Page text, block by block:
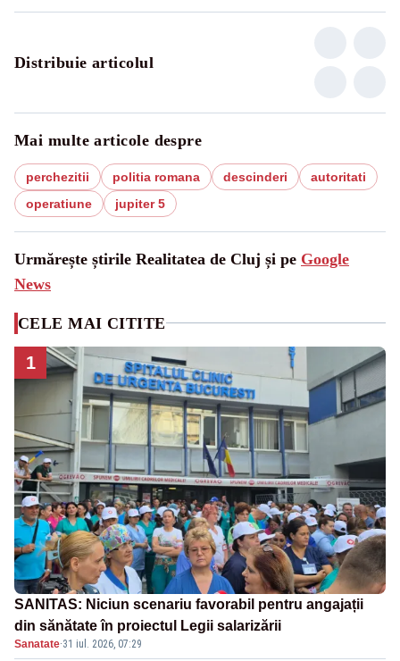
Distribuie articolul
Mai multe articole despre
perchezitii politia romana descinderi
autoritati
operatiune
jupiter 5
Urmărește știrile Realitatea de Cluj și pe Google
News
CELE MAI CITITE
1
SANITAS: Niciun scenariu favorabil pentru angajații
din sănătate în proiectul Legii salarizării
Sanatate·31 iul. 2026, 07:29